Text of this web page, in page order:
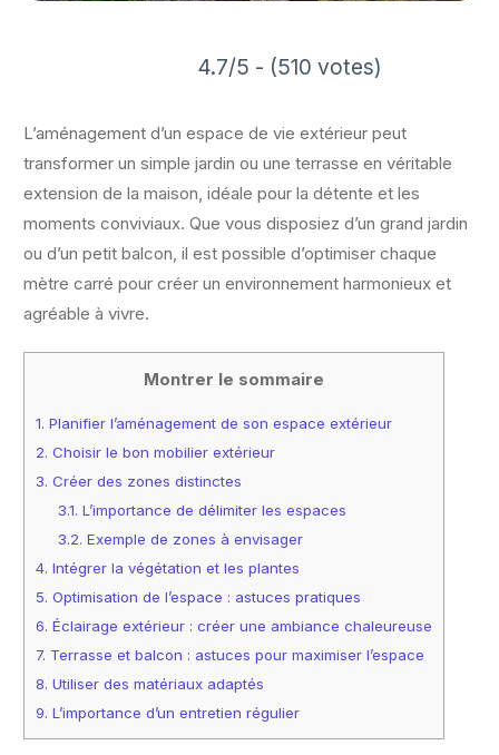
4.7/5 - (510 votes)
L’aménagement d’un espace de vie extérieur peut
transformer un simple jardin ou une terrasse en véritable
extension de la maison, idéale pour la détente et les
moments conviviaux. Que vous disposiez d’un grand jardin
ou d’un petit balcon, il est possible d’optimiser chaque
mètre carré pour créer un environnement harmonieux et
agréable à vivre.
Montrer le sommaire
1. Planifier l’aménagement de son espace extérieur
2. Choisir le bon mobilier extérieur
3. Créer des zones distinctes
3.1. L’importance de délimiter les espaces
3.2. Exemple de zones à envisager
4. Intégrer la végétation et les plantes
5. Optimisation de l’espace : astuces pratiques
6. Éclairage extérieur : créer une ambiance chaleureuse
7. Terrasse et balcon : astuces pour maximiser l’espace
8. Utiliser des matériaux adaptés
9. L’importance d’un entretien régulier